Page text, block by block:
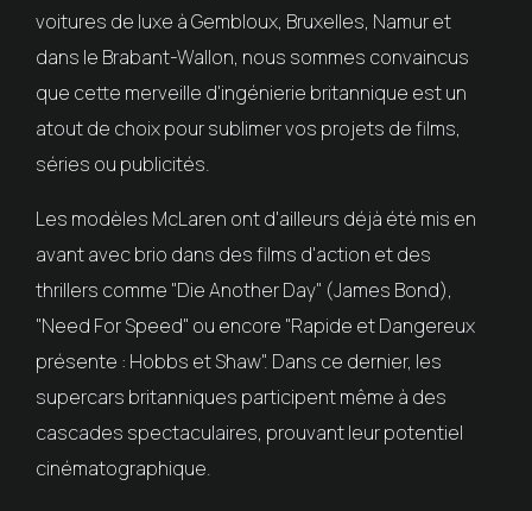
voitures de luxe à Gembloux, Bruxelles, Namur et
dans le Brabant-Wallon, nous sommes convaincus
que cette merveille d'ingénierie britannique est un
atout de choix pour sublimer vos projets de films,
séries ou publicités.
Les modèles McLaren ont d'ailleurs déjà été mis en
avant avec brio dans des films d'action et des
thrillers comme "Die Another Day" (James Bond),
"Need For Speed" ou encore "Rapide et Dangereux
présente : Hobbs et Shaw". Dans ce dernier, les
supercars britanniques participent même à des
cascades spectaculaires, prouvant leur potentiel
cinématographique.